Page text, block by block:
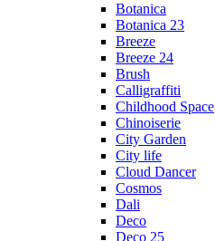
Botanica
Botanica 23
Breeze
Breeze 24
Brush
Calligraffiti
Childhood Space
Chinoiserie
City Garden
City life
Cloud Dancer
Cosmos
Dali
Deco
Deco 25